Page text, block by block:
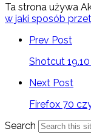
Ta strona używa
w jaki sposób
Prev Post
Shotcut
Next Post
Firefox 70
Search